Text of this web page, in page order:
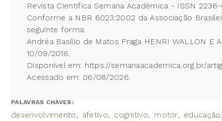
Revista Científica Semana Acadêmica - ISSN 2236-
Conforme a NBR 6023:2002 da Associação
seguinte forma:
Andréa Basílio de Matos Fraga HENRI WALLON E
10/09/2018.
Disponível em: https://semanaacademica.org.br/
Acessado em: 06/08/2026.
PALAVRAS CHAVES:
desenvolvimento afetivo cognitivo motor educação